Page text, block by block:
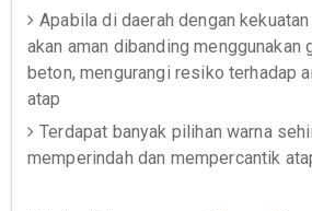
Apabila di daerah dengan
akan aman dibanding menggunakan
beton, mengurangi resiko terhadap
atap
Terdapat banyak pilihan warna
memperindah dan mempercantik